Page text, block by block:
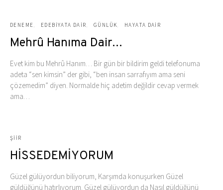
DENEME EDEBIYATA DAIR GÜNLÜK HAYATA DAIR
Mehrû Hanıma Dair…
Evet kim bu Mehrû Hanım… Bir gün bir bildirim geldi telefonuma
adeta “sen kimsin” der gibi, “ben insan sarrafıyım ama seni
çözemedim” diyen. Normalde hiç adetim değildir cevap vermek
ama…
ŞIIR
HİSSEDEMİYORUM
Güzel gülüyordun biliyorum, Karşımda konuşurken Güzel
güldüğünü hatırlıyorum. Güzel gülüyordun da Nasıl güldüğünü